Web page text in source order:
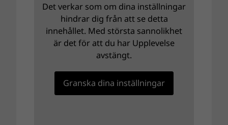
Det verkar som om dina inställningar
hindrar dig från att se detta
innehållet. Med största sannolikhet
är det för att du har Upplevelse
avstängt.
Granska dina inställningar